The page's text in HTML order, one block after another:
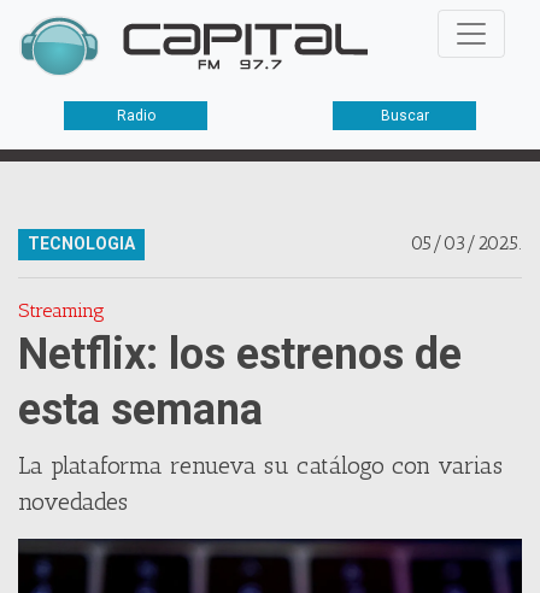
Radio Buscar
05/03/2025.
TECNOLOGIA
Streaming
Netflix: los estrenos de
esta semana
La plataforma renueva su catálogo con varias
novedades